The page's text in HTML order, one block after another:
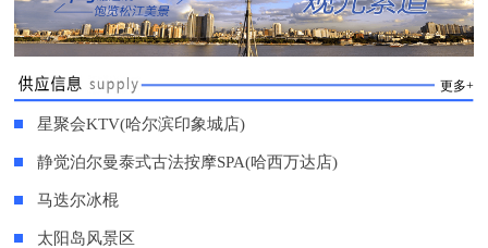
更多+
星聚会KTV(哈尔滨印象城店)
静觉泊尔曼泰式古法按摩SPA(哈西万达店)
马迭尔冰棍
太阳岛风景区